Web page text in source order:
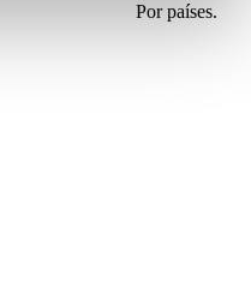
Por países.